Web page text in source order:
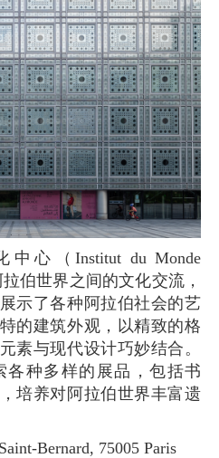
伯世界之间的文化交流，
示了各种阿拉伯社会的艺
的建筑外观，以精致的格
素与现代设计巧妙结合。
种多样的展品，包括书
培养对阿拉伯世界丰富遗
Saint-Bernard, 75005 Paris